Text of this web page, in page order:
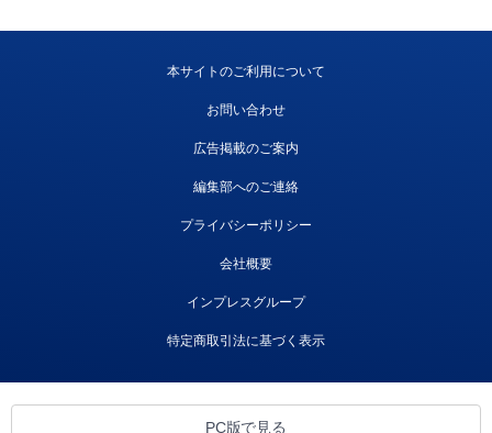
本サイトのご利用について
お問い合わせ
広告掲載のご案内
編集部へのご連絡
プライバシーポリシー
会社概要
インプレスグループ
特定商取引法に基づく表示
PC版で見る